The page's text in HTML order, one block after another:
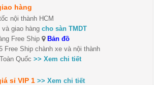
hàng
nội thành HCM
và giao hàng cho sàn TMDT
Free Ship
Bản đồ
Free Ship chành xe và nội thành
Quốc >> Xem chi tiết
sỉ VIP 1 >> Xem chi tiết